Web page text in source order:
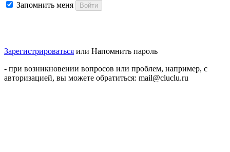
Запомнить меня Войти
Зарегистрироваться или Напомнить пароль
- при возникновении вопросов или проблем, например, с
авторизацией, вы можете обратиться: mail@cluclu.ru